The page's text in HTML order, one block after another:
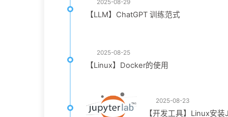
2025-08-29
【LLM】ChatGPT 训练范式
2025-08-25
【Linux】Docker的使用
2025-08-23
【开发工具】Linux安